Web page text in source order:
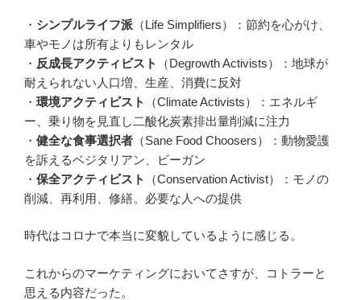
・ シンプルライフ派 （Life Simplifiers）：節約を心がけ、
車やモノは所有よりもレンタル
・ 反成長アクティビスト
（Degrowth Activists）：地球が
耐えられない人口増、生産、消費に反対
・ 環境アクティビスト
（Climate Activists）：エネルギ
ー、乗り物を見直し二酸化炭素排出量削減に注力
・ 健全な食事選択者 （Sane Food Choosers）：動物愛護
を訴えるベジタリアン、ビーガン
・ 保全アクティビスト
（Conservation Activist）：モノの
削減、再利用、修繕。必要な人への提供
時代はコロナで本当に変貌しているように感じる。
これからのマーケティングにおいてさすが、コトラーと
思える内容だった。